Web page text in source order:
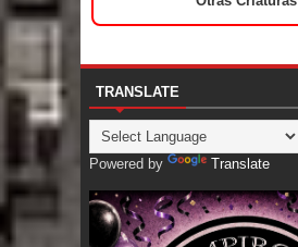
TRANSLATE
Powered by Translate